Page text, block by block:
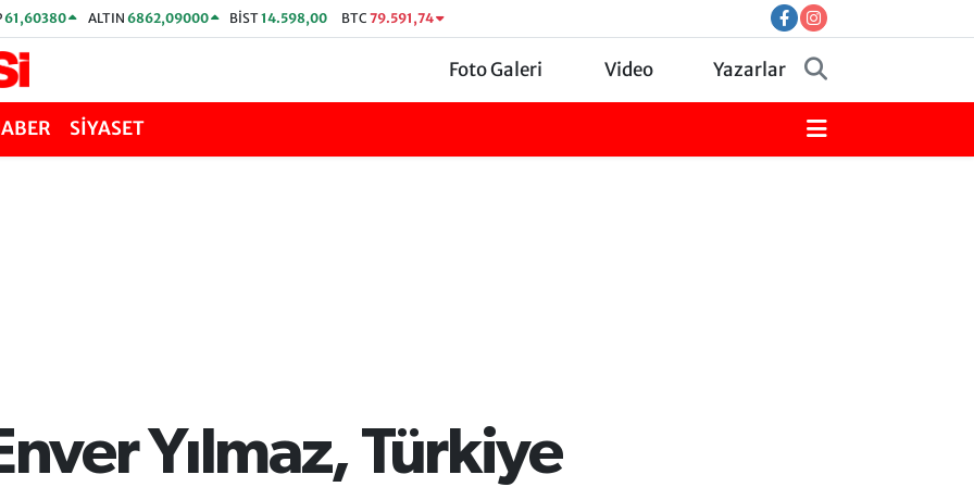
61,60380 ALTIN 6862,09000 BİST14.598,00 BTC 79.591,74
Foto Galeri Video Yazarlar
SİYASET
Yılmaz, Türkiye